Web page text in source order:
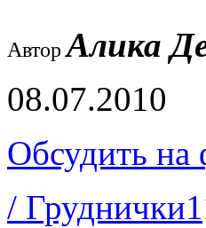
АвторАлика
08.07.2010
Обсудить на
/ Груднички1